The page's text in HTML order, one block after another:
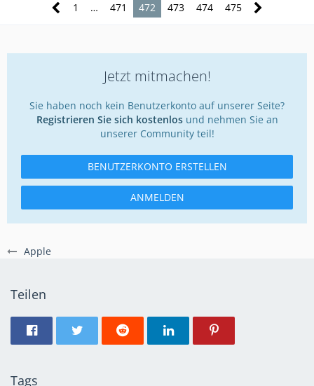
Apple
1 … 471 472 473 474 475
Jetzt mitmachen!
Sie haben noch kein Benutzerkonto auf unserer Seite?
Registrieren Sie sich kostenlosund nehmen Sie an
unserer Community teil!
BENUTZERKONTO ERSTELLEN
ANMELDEN
Teilen
Tags